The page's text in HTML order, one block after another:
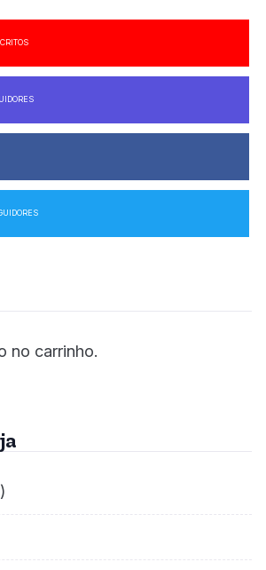
no carrinho.